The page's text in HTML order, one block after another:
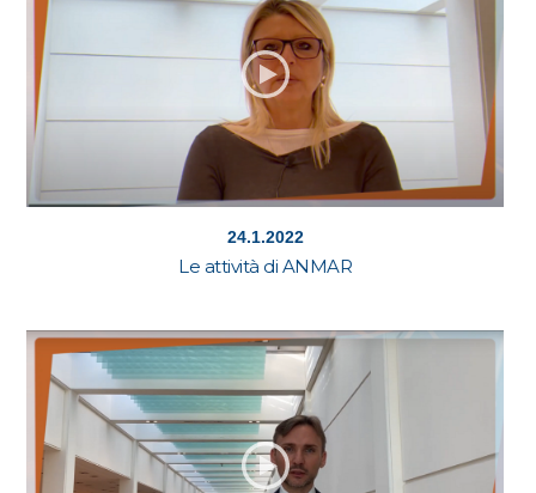
24.1.2022
Le attività di ANMAR